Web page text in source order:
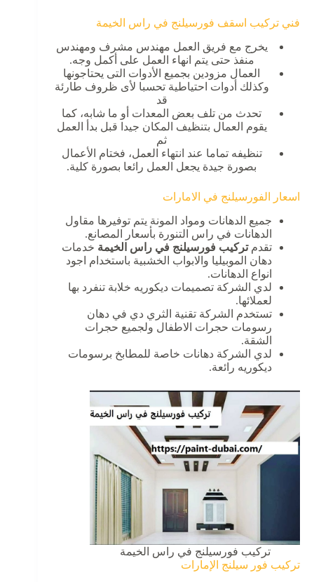
فني تركيب اسقف فورسيلنج في راس الخيمة
يخرج مع فريق العمل مهندس مشرف ومهندس
منفذ حتى يتم انهاء العمل على أكمل وجه.
العمال مزودين بجميع الأدوات التى يحتاجونها
وكذلك أدوات احتياطية تحسبا لأى ظروف طارئة
قد
تحدث من تلف بعض المعدات أو ما شابه، كما
يقوم العمال بتنظيف المكان جيدا قبل بدأ العمل
ثم
تنظيفه تماما عند انتهاء العمل، فختام الأعمال
بصورة جيدة يجعل العمل رائعا بصورة كلية.
اسعار الفورسيلنج في الامارات
جميع الدهانات ومواد المونة يتم توفيرها مقاول
الدهانات في راس التنورة بأسعار المصانع.
تقدمتركيب فورسيلنج في راس الخيمة خدمات
دهان الموبيليا والابواب الخشبية باستخدام اجود
انواع الدهانات.
لدي الشركة تصميمات ديكوريه خلابة تنفرد بها
لعملائها.
تستخدم الشركة تقنية الثري دي في دهان
رسومات حجرات الاطفال ولجميع حجرات
الشقة.
لدي الشركة دهانات خاصة للمطابخ برسومات
ديكوريه رائعة.
تركيب فورسيلنج في راس الخيمة
تركيب فور سيلنج الإمارات